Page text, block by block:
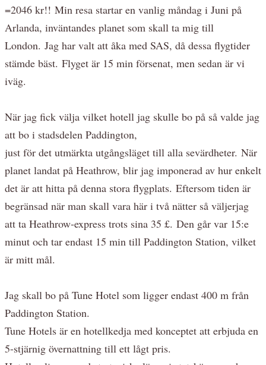
=2046 kr!! Min resa startar en vanlig måndag i Juni på
Arlanda, inväntandes planet som skall ta mig till
London. Jag har valt att åka med SAS, då dessa flygtider
stämde bäst. Flyget är 15 min försenat, men sedan är vi
iväg.
När jag fick välja vilket hotell jag skulle bo på så valde jag
att bo i stadsdelen Paddington,
just för det utmärkta utgångsläget till alla sevärdheter. När
planet landat på Heathrow, blir jag imponerad av hur enkelt
det är att hitta på denna stora flygplats. Eftersom tiden är
begränsad när man skall vara här i två nätter så väljerjag
att ta Heathrow-express trots sina 35 £. Den går var 15:e
minut och tar endast 15 min till Paddington Station, vilket
är mitt mål.
Jag skall bo på Tune Hotel som ligger endast 400 m från
Paddington Station.
Tune Hotels är en hotellkedja med konceptet att erbjuda en
5-stjärnig övernattning till ett lågt pris.